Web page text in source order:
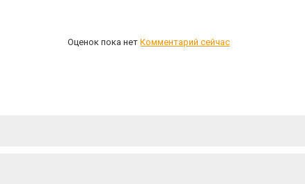
Оценок пока нетКомментарий сейчас